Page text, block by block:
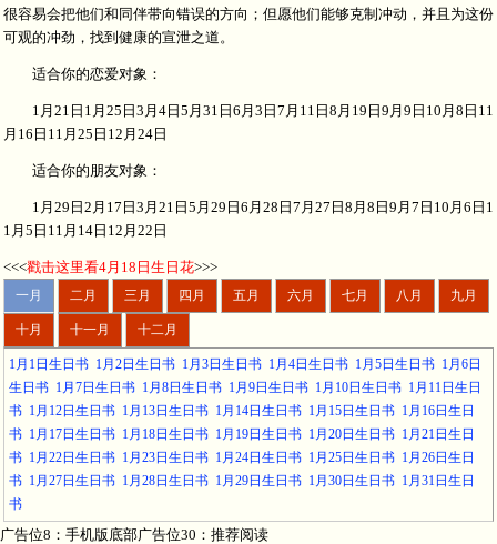
很容易会把他们和同伴带向错误的方向；但愿他们能够克制冲动，并且为这份
可观的冲劲，找到健康的宣泄之道。
适合你的恋爱对象：
1月21日1月25日3月4日5月31日6月3日7月11日8月19日9月9日10月8日11
月16日11月25日12月24日
适合你的朋友对象：
1月29日2月17日3月21日5月29日6月28日7月27日8月8日9月7日10月6日1
1月5日11月14日12月22日
<<<戳击这里看4月18日生日花>>>
一月 二月 三月 四月 五月 六月 七月 八月 九月
十月 十一月 十二月
1月1日生日书 1月2日生日书 1月3日生日书 1月4日生日书 1月5日生日书 1月6日
生日书 1月7日生日书 1月8日生日书 1月9日生日书 1月10日生日书 1月11日生日
书 1月12日生日书 1月13日生日书 1月14日生日书 1月15日生日书 1月16日生日
书 1月17日生日书 1月18日生日书 1月19日生日书 1月20日生日书 1月21日生日
书 1月22日生日书 1月23日生日书 1月24日生日书 1月25日生日书 1月26日生日
书 1月27日生日书 1月28日生日书 1月29日生日书 1月30日生日书 1月31日生日
书
广告位8：手机版底部广告位30：推荐阅读